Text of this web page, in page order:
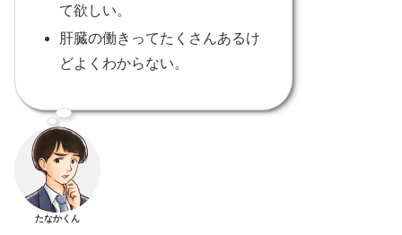
て欲しい。
肝臓の働きってたくさんあるけ
どよくわからない。
たなかくん